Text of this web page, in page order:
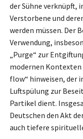
der Sühne verknüpft,
Verstorbene und
werden müssen. Der
Verwendung,
„Purge“ zur
modernen Kontexten
flow“ hinweisen, der
Luftspülung zur
Partikel dient.
Deutschen den Akt
auch tiefere